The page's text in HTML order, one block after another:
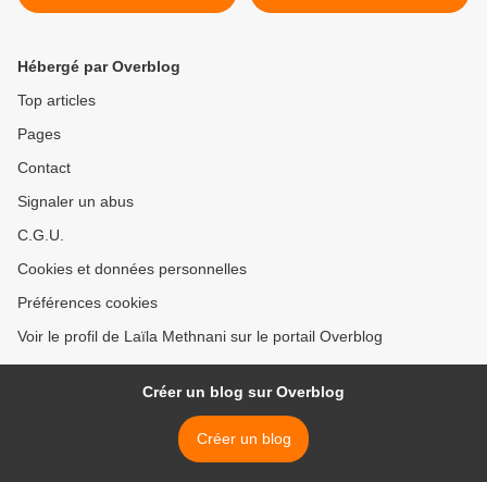
la phrase, dans l'espace du
inhumains ? >
Hébergé par Overblog
Top articles
Pages
Contact
Signaler un abus
C.G.U.
Cookies et données personnelles
Préférences cookies
Voir le profil de Laïla Methnani sur le portail Overblog
Créer un blog sur Overblog
Créer un blog